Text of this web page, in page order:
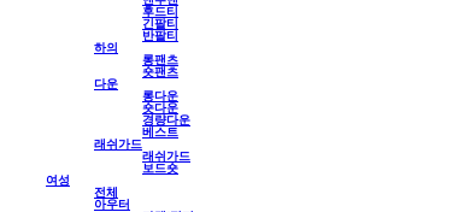
후드티
긴팔티
반팔티
하의
롱팬츠
숏팬츠
다운
롱다운
숏다운
경량다운
베스트
래쉬가드
래쉬가드
보드숏
여성
전체
아우터